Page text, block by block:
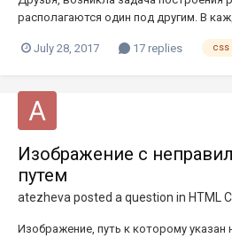
располагаются один под другим. В
нестандартный. Смотрим картинку
July 28, 2017 17 replies css
Изображение с
путем
atezheva posted a question in HTML
Изображение, путь к которому указан